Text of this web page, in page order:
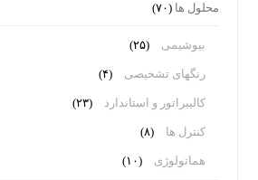
محلول ها (۷۰)
بیوشیمی (۲۵)
رنگهای تشخیصی (۴)
کالیبراتور و استاندارد (۲۳)
کنترل ها (۸)
هماتولوژی (۱۰)